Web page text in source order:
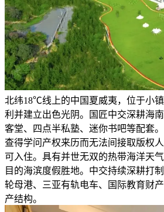
北纬18℃线上的中国夏威夷，位于小
利并建立出色光阴。国匠中交深耕海
客堂、四点半私塾、迷你书吧等配套
查得学问产权来历而无法间接取版权
可入住。具有并世无双的热带海洋天
目的海滨度假胜地。中交持续深耕打
轮母港、三亚有轨电车、国际教育财
产结构。